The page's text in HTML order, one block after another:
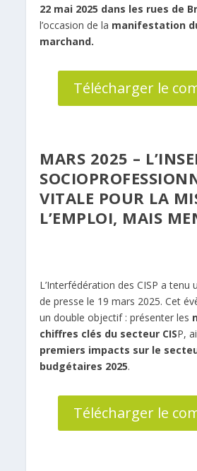
22 mai 2025 dans les rues de
l’occasion de la manifestation
marchand.
Télécharger le
MARS 2025 –
VITALE POUR LA
L’EMPLOI, MAIS
L’Interfédération des CISP a tenu
de presse le 19 mars 2025. Cet
un double objectif : présenter les
chiffres clés du secteur CISP,
premiers impacts sur le
budgétaires 2025.
Télécharger le